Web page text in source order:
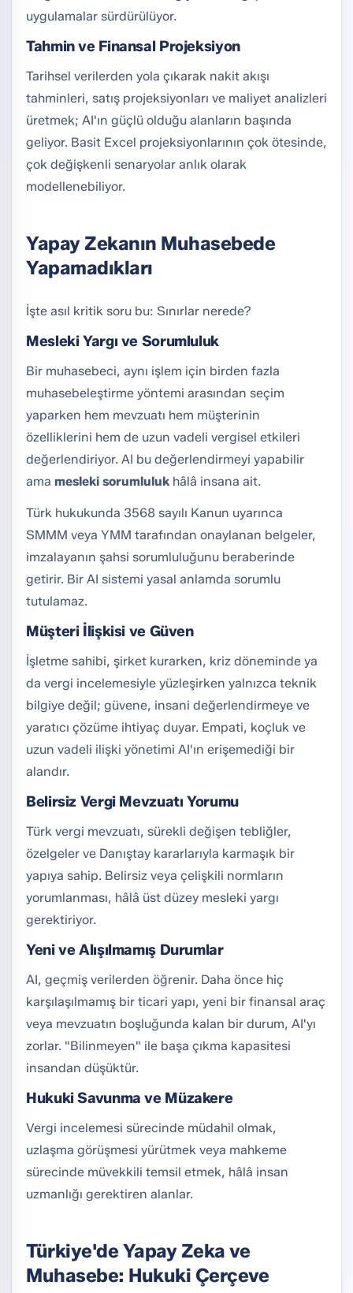
uygulamalar sürdürülüyor.
Tahmin ve Finansal Projeksiyon
Tarihsel verilerden yola çıkarak nakit akışı
tahminleri, satış projeksiyonları ve maliyet analizleri
üretmek; AI'ın güçlü olduğu alanların başında
geliyor. Basit Excel projeksiyonlarının çok ötesinde,
çok değişkenli senaryolar anlık olarak
modellenebiliyor.
Yapay Zekanın Muhasebede
Yapamadıkları
İşte asıl kritik soru bu: Sınırlar nerede?
Mesleki Yargı ve Sorumluluk
Bir muhasebeci, aynı işlem için birden fazla
muhasebeleştirme yöntemi arasından seçim
yaparken hem mevzuatı hem müşterinin
özelliklerini hem de uzun vadeli vergisel etkileri
değerlendiriyor. AI bu değerlendirmeyi yapabilir
ama mesleki sorumluluk hâlâ insana ait.
Türk hukukunda 3568 sayılı Kanun uyarınca
SMMM veya YMM tarafından onaylanan belgeler,
imzalayanın şahsi sorumluluğunu beraberinde
getirir. Bir AI sistemi yasal anlamda sorumlu
tutulamaz.
Müşteri İlişkisi ve Güven
İşletme sahibi, şirket kurarken, kriz döneminde ya
da vergi incelemesiyle yüzleşirken yalnızca teknik
bilgiye değil; güvene, insani değerlendirmeye ve
yaratıcı çözüme ihtiyaç duyar. Empati, koçluk ve
uzun vadeli ilişki yönetimi AI'ın erişemediği bir
alandır.
Belirsiz Vergi Mevzuatı Yorumu
Türk vergi mevzuatı, sürekli değişen tebliğler,
özelgeler ve Danıştay kararlarıyla karmaşık bir
yapıya sahip. Belirsiz veya çelişkili normların
yorumlanması, hâlâ üst düzey mesleki yargı
gerektiriyor.
Yeni ve Alışılmamış Durumlar
AI, geçmiş verilerden öğrenir. Daha önce hiç
karşılaşılmamış bir ticari yapı, yeni bir finansal araç
veya mevzuatın boşluğunda kalan bir durum, AI'yı
zorlar. "Bilinmeyen" ile başa çıkma kapasitesi
insandan düşüktür.
Hukuki Savunma ve Müzakere
Vergi incelemesi sürecinde müdahil olmak,
uzlaşma görüşmesi yürütmek veya mahkeme
sürecinde müvekkili temsil etmek, hâlâ insan
uzmanlığı gerektiren alanlar.
Türkiye'de Yapay Zeka ve
Muhasebe: Hukuki Çerçeve